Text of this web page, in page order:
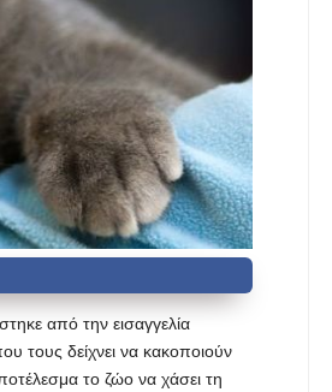
από την εισαγγελία
τους δείχνει να κακοποιούν
το ζώο να χάσει τη